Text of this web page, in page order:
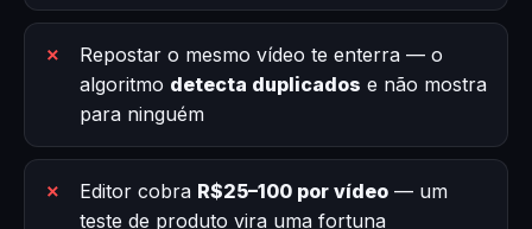
Repostar o mesmo vídeo te enterra — o
algoritmo detecta duplicados e não mostra
para ninguém
Editor cobra R$25–100 por vídeo — um
teste de produto vira uma fortuna